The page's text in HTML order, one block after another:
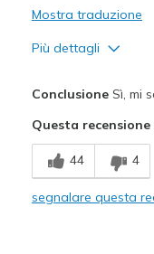
Mostra traduzione
Più dettagli
Breathe Well
Comfortable
ConclusioneSì, mi
Questa
44 4
segnalare questa